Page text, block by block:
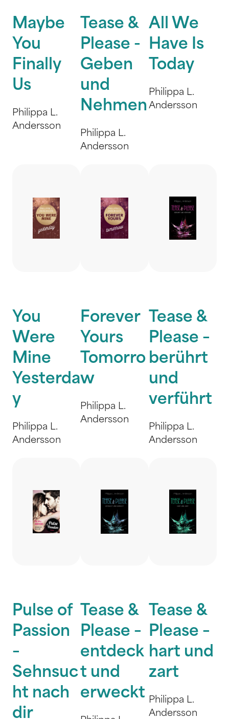
Maybe
You
Finally
Us
Philippa L.
Andersson
Tease &
Please -
Geben
und
Nehmen
Philippa L.
Andersson
All We
Have Is
Today
Philippa L.
Andersson
You
Were
Mine
Yesterda
y
Philippa L.
Andersson
Forever
Yours
Tomorro
w
Philippa L.
Andersson
Tease &
Please –
berührt
und
verführt
Philippa L.
Andersson
Pulse of
Passion
–
Sehnsuc
ht nach
dir
Tease &
Please –
entdeck
t und
erweckt
Tease &
Please –
hart und
zart
Philippa L.
Andersson